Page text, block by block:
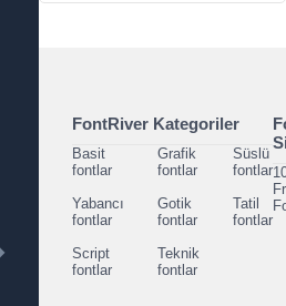
FontRiver Kategoriler
Basit
fontlar
Grafik
fontlar
Süslü
fontlar
Yabancı
fontlar
Gotik
fontlar
Tatil
fontlar
Script
fontlar
Teknik
fontlar